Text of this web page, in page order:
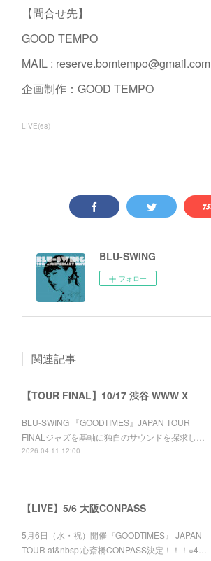
【問合せ先】
GOOD TEMPO
MAIL : reserve.bomtempo@gmail.com
企画制作：GOOD TEMPO
LIVE(68)
BLU-SWING
フォロー
関連記事
【TOUR FINAL】10/17 渋谷 WWW X
BLU-SWING 『GOODTIMES』JAPAN TOUR
FINALジャズを基軸に独自のサウンドを探求し…
2026.04.11 12:00
【LIVE】5/6 大阪CONPASS
5月6日（水・祝）開催『GOODTIMES』 JAPAN
TOUR at&nbsp;心斎橋CONPASS決定！！！※4…